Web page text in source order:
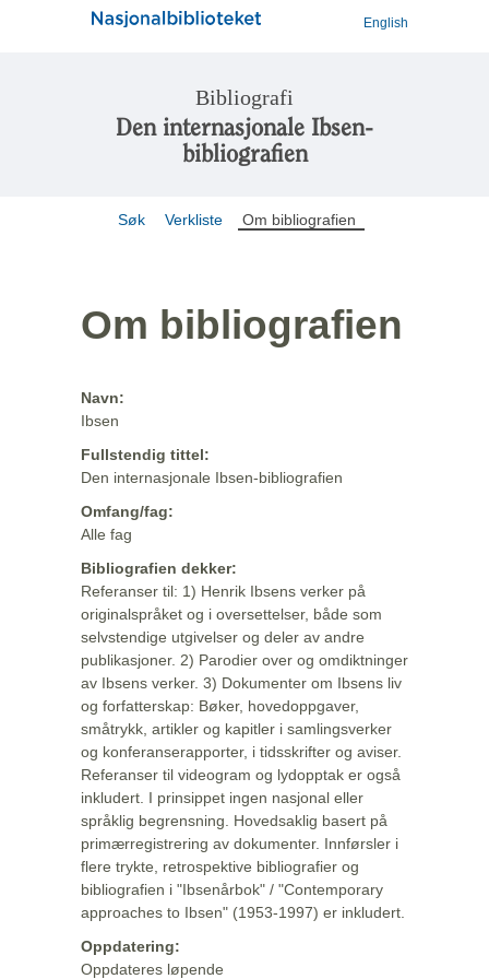
English
Bibliografi
Den internasjonale Ibsen-
bibliografien
Søk Verkliste Om bibliografien
Om bibliografien
Navn:
Ibsen
Fullstendig tittel:
Den internasjonale Ibsen-bibliografien
Omfang/fag:
Alle fag
Bibliografien dekker:
Referanser til: 1) Henrik Ibsens verker på
originalspråket og i oversettelser, både som
selvstendige utgivelser og deler av andre
publikasjoner. 2) Parodier over og omdiktninger
av Ibsens verker. 3) Dokumenter om Ibsens liv
og forfatterskap: Bøker, hovedoppgaver,
småtrykk, artikler og kapitler i samlingsverker
og konferanserapporter, i tidsskrifter og aviser.
Referanser til videogram og lydopptak er også
inkludert. I prinsippet ingen nasjonal eller
språklig begrensning. Hovedsaklig basert på
primærregistrering av dokumenter. Innførsler i
flere trykte, retrospektive bibliografier og
bibliografien i "Ibsenårbok" / "Contemporary
approaches to Ibsen" (1953-1997) er inkludert.
Oppdatering:
Oppdateres løpende